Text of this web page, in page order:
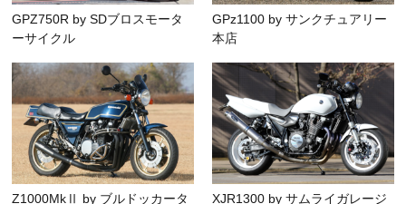
GPZ750R by SDブロスモータ
ーサイクル
GPz1100 by サンクチュアリー
本店
Z1000MkⅡ by ブルドッカータ
XJR1300 by サムライガレージ